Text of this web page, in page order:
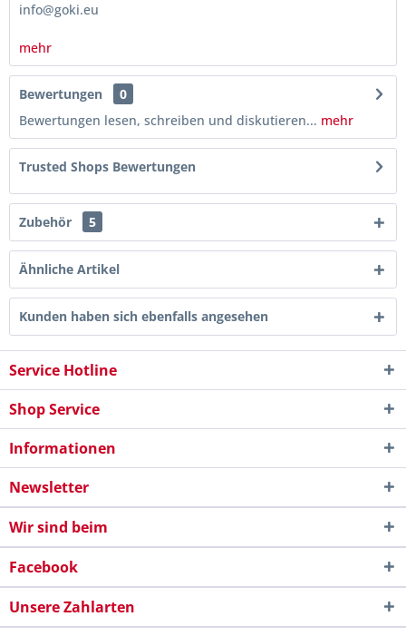
info@goki.eu
mehr
Bewertungen
0
Bewertungen lesen, schreiben und diskutieren... mehr
Trusted Shops Bewertungen
Zubehör 5
Ähnliche Artikel
Kunden haben sich ebenfalls angesehen
Service Hotline
Shop Service
Informationen
Newsletter
Wir sind beim
Facebook
Unsere Zahlarten